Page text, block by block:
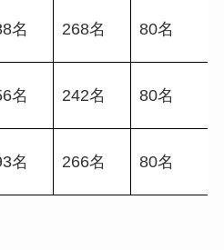
名 268名 80名
名 242名 80名
名 266名 80名